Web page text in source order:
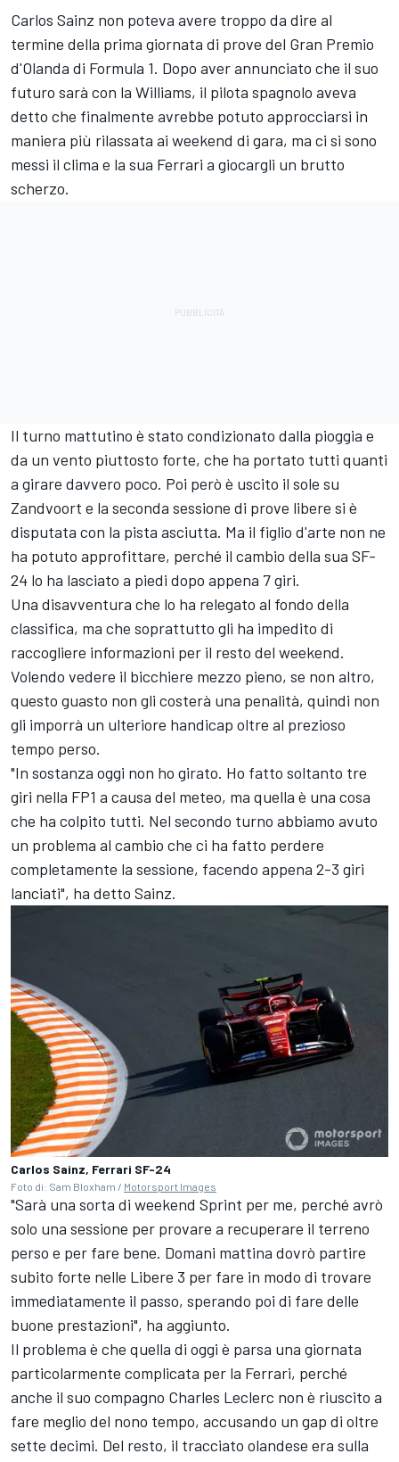
Carlos Sainz non poteva avere troppo da dire al
termine della prima giornata di prove del Gran Premio
d'Olanda di Formula 1. Dopo aver annunciato che il suo
futuro sarà con la Williams, il pilota spagnolo aveva
detto che finalmente avrebbe potuto approcciarsi in
maniera più rilassata ai weekend di gara, ma ci si sono
messi il clima e la sua Ferrari a giocargli un brutto
scherzo.
Il turno mattutino è stato condizionato dalla pioggia e
da un vento piuttosto forte, che ha portato tutti quanti
a girare davvero poco. Poi però è uscito il sole su
Zandvoort e la seconda sessione di prove libere si è
disputata con la pista asciutta. Ma il figlio d'arte non ne
ha potuto approfittare, perché il cambio della sua SF-
24 lo ha lasciato a piedi dopo appena 7 giri.
Una disavventura che lo ha relegato al fondo della
classifica, ma che soprattutto gli ha impedito di
raccogliere informazioni per il resto del weekend.
Volendo vedere il bicchiere mezzo pieno, se non altro,
questo guasto non gli costerà una penalità, quindi non
gli imporrà un ulteriore handicap oltre al prezioso
tempo perso.
"In sostanza oggi non ho girato. Ho fatto soltanto tre
giri nella FP1 a causa del meteo, ma quella è una cosa
che ha colpito tutti. Nel secondo turno abbiamo avuto
un problema al cambio che ci ha fatto perdere
completamente la sessione, facendo appena 2-3 giri
lanciati", ha detto Sainz.
Carlos Sainz, Ferrari SF-24
Foto di: Sam Bloxham / Motorsport Images
"Sarà una sorta di weekend Sprint per me, perché avrò
solo una sessione per provare a recuperare il terreno
perso e per fare bene. Domani mattina dovrò partire
subito forte nelle Libere 3 per fare in modo di trovare
immediatamente il passo, sperando poi di fare delle
buone prestazioni", ha aggiunto.
Il problema è che quella di oggi è parsa una giornata
particolarmente complicata per la Ferrari, perché
anche il suo compagno Charles Leclerc non è riuscito a
fare meglio del nono tempo, accusando un gap di oltre
sette decimi. Del resto, il tracciato olandese era sulla